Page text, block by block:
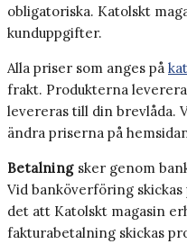
obligatoriska. Katolskt
kunduppgifter.
Alla priser som anges på
frakt. Produkterna
levereras till din brevlåda.
ändra priserna på
Betalningsker genom
Vid banköverföring
det att Katolskt magasin
fakturabetalning skickas